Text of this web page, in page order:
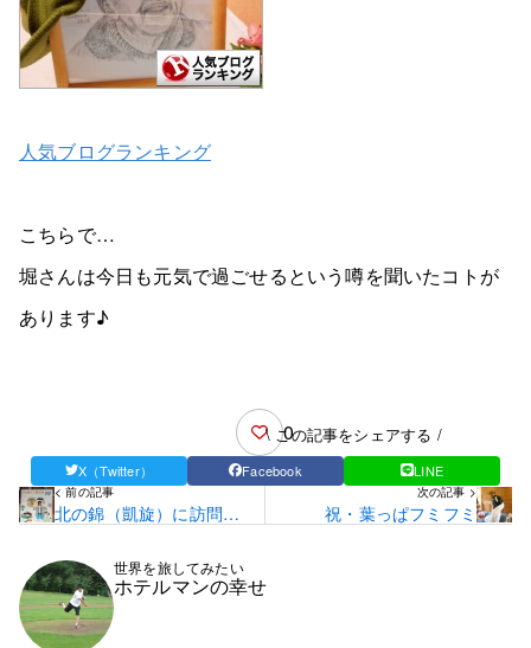
人気ブログランキング
こちらで…
堀さんは今日も元気で過ごせるという噂を聞いたコトが
あります♪
0
\ この記事をシェアする /
X（Twitter） Facebook LINE
< 前の記事
北の錦（凱旋）に訪問す
る
次の記事 >
祝・葉っぱフミフミ
世界を旅してみたい
ホテルマンの幸せ